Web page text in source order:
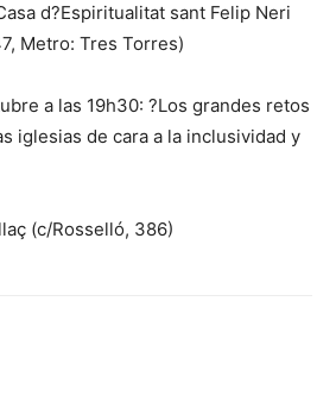
d?Espiritualitat sant Felip Neri
Metro: Tres Torres)
a las 19h30: ?Los grandes retos
iglesias de cara a la inclusividad y
(c/Rosselló, 386)